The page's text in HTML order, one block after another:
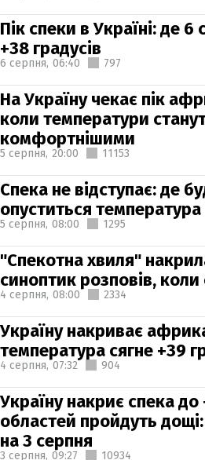
Пік спеки в Україні: де 6
+38 градусів
6 серпня, 06:40 797
На Україну чекає пік
коли температури
комфортнішими
5 серпня, 20:00 11153
Спека не відступає: де
опуститься
5 серпня, 08:00 1295
"Спекотна хвиля"
синоптик розповів, коли
4 серпня, 08:00 2334
Україну накриває
температура сягне +39
4 серпня, 07:32 904
Україну накриє спека до
областей пройдуть
на 3 серпня
3 серпня, 09:27 10934